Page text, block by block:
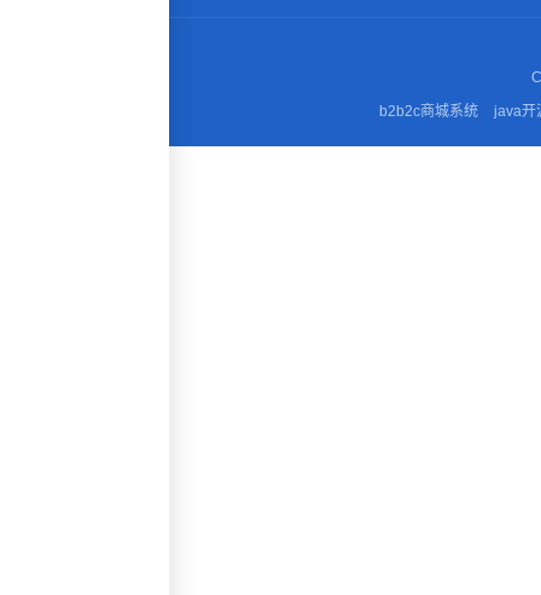
b2b2c商城系统
java开